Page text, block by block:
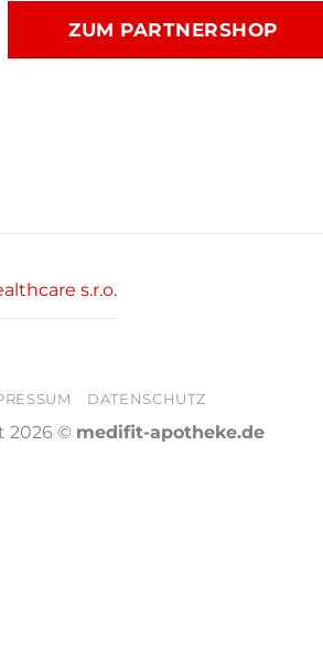
war:
24,20 €
ist:
21,75 €.
ZUM PARTNERSHOP
s.r.o.
DATENSCHUTZ
2026 © medifit-apotheke.de